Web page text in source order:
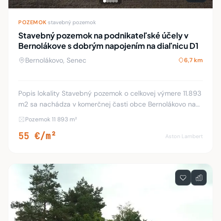
POZEMOK stavebný pozemok
Stavebný pozemok na podnikateľské účely v
Bernolákove s dobrým napojením na diaľnicu D1
Bernolákovo, Senec 6,7 km
Popis lokality Stavebný pozemok o celkovej výmere 11.893
m2 sa nachádza v komerčnej časti obce Bernolákovo na
Priemyselnej ulici. Príjazd je zo Seneckej cesty, z križovatky
Pozemok 11 893 m²
55 €/m² Aston Lambert